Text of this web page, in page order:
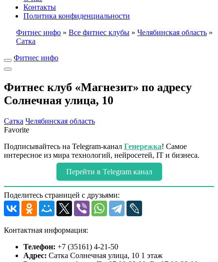
Контакты
Политика конфиденциальности
Фитнес инфо » Все фитнес клубы » Челябинская область »
Сатка
Фитнес инфо
Фитнес клуб «Магнезит» по адресу
Солнечная улица, 10
Сатка Челябинская область
Favorite
Подписывайтесь на Telegram-канал Генережка! Самое
интересное из мира технологий, нейросетей, IT и бизнеса.
Перейти в Telegram канал
Поделитесь страницей с друзьями:
Контактная информация:
Телефон: +7 (35161) 4-21-50
Адрес: Сатка Солнечная улица, 10 1 этаж